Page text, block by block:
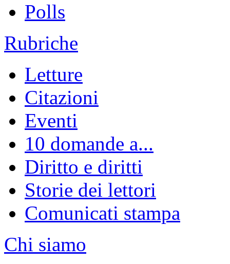
Polls
Rubriche
Letture
Citazioni
Eventi
10 domande a...
Diritto e diritti
Storie dei lettori
Comunicati stampa
Chi siamo